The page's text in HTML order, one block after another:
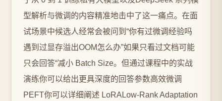
型解析与微调的内容精准地击中了这一痛点。在面
试场景中候选人经常会被问到“你有过微调经验吗
遇到过显存溢出OOM怎么办”如果只看过文档可能
只会回答“减小 Batch Size。但通过课程中的实战
演练你可以给出更具深度的回答参数高效微调
PEFT你可以详细阐述 LoRALow-Rank Adaptation